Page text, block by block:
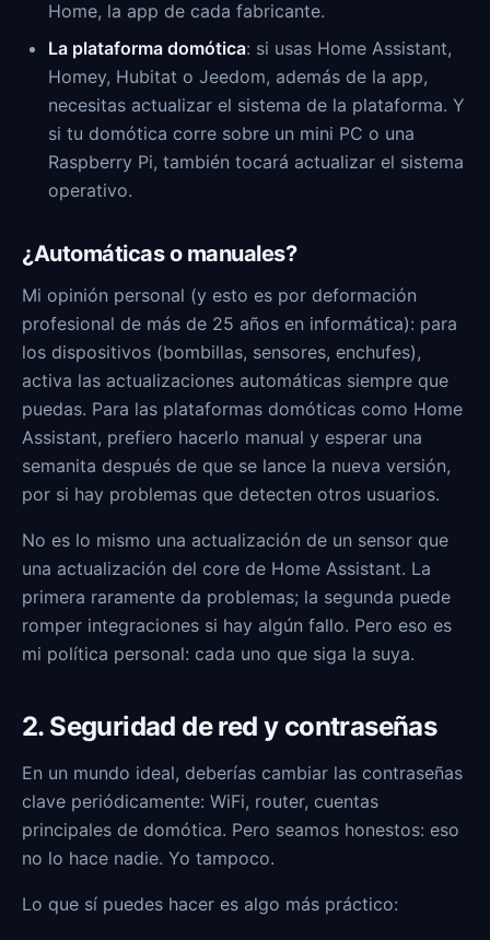
Home, la app de cada fabricante.
La plataforma domótica: si usas Home Assistant,
Homey, Hubitat o Jeedom, además de la app,
necesitas actualizar el sistema de la plataforma. Y
si tu domótica corre sobre un mini PC o una
Raspberry Pi, también tocará actualizar el sistema
operativo.
¿Automáticas o manuales?
Mi opinión personal (y esto es por deformación
profesional de más de 25 años en informática): para
los dispositivos (bombillas, sensores, enchufes),
activa las actualizaciones automáticas siempre que
puedas. Para las plataformas domóticas como Home
Assistant, prefiero hacerlo manual y esperar una
semanita después de que se lance la nueva versión,
por si hay problemas que detecten otros usuarios.
No es lo mismo una actualización de un sensor que
una actualización del core de Home Assistant. La
primera raramente da problemas; la segunda puede
romper integraciones si hay algún fallo. Pero eso es
mi política personal: cada uno que siga la suya.
2. Seguridad de red y contraseñas
En un mundo ideal, deberías cambiar las contraseñas
clave periódicamente: WiFi, router, cuentas
principales de domótica. Pero seamos honestos: eso
no lo hace nadie. Yo tampoco.
Lo que sí puedes hacer es algo más práctico: